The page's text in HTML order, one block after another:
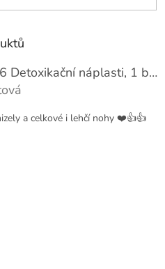
KINOKI SC1006 Detoxikační náplasti, 1 balení - 10 ks
4 z 5 hvězdiček.
a celkové i lehčí nohy ❤️👍👍